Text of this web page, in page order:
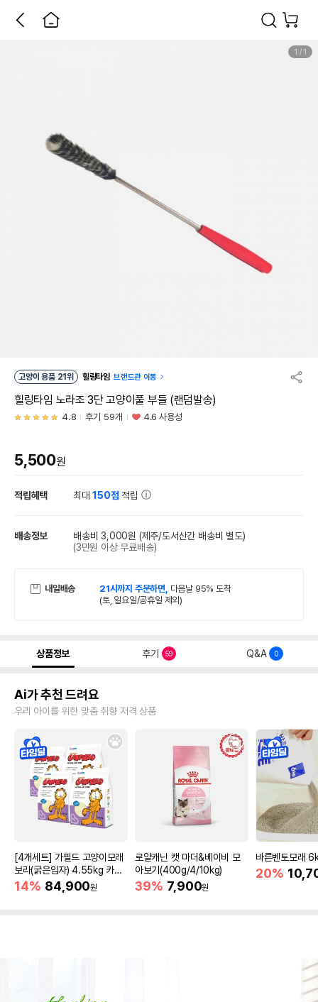
1 / 1
고양이 용품 21위 힐링타임 브랜드관 이동
힐링타임 노라조 3단 고양이풀 부들 (랜덤발송)
4.8 후기 59개 4.6 사용성
5,500원
적립혜택 최대150점 적립
배송정보 배송비 3,000원 (제주/도서산간 배송비 별도)
(3만원 이상 무료배송)
내일배송 21시까지 주문하면, 다음날 95% 도착
(토, 일요일/공휴일 제외)
상품정보 후기 59 Q&A 0
Ai가 추천 드려요
우리 아이를 위한 맞춤 취향 저격 상품
[4개세트] 가필드 고양이모래
보라(굵은입자) 4.55kg 카사
바모래
14% 84,900원
로얄캐닌 캣 마더&베이비 모
아보기(400g/4/10kg)
39% 7,900원
바른벤토모래
20%